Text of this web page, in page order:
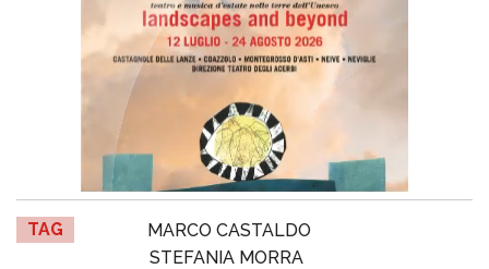
TAG
MARCO CASTALDO
STEFANIA MORRA